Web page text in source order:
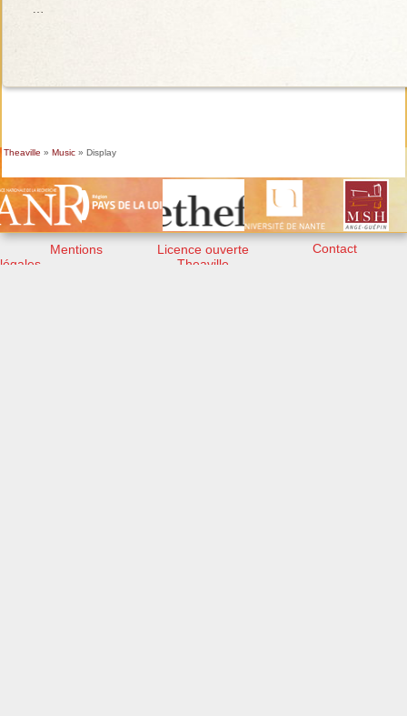
…
Theaville » Music» Display
Mentions
légales
Licence ouverte
Theaville
Contact